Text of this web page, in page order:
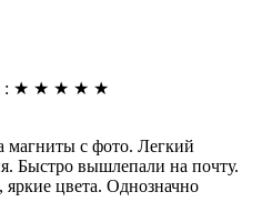
: ★ ★ ★ ★ ★
магниты с фото. Легкий
Быстро вышлепали на почту.
яркие цвета. Однозначно